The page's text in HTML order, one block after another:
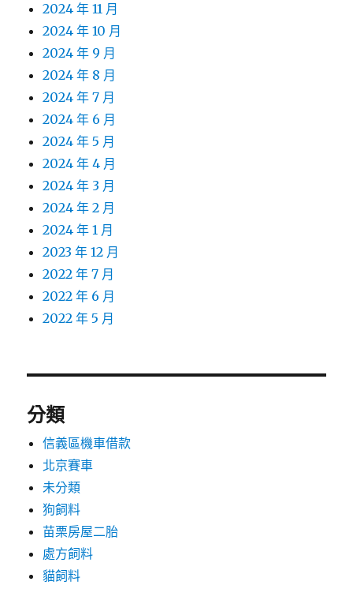
2024 年 11 月
2024 年 10 月
2024 年 9 月
2024 年 8 月
2024 年 7 月
2024 年 6 月
2024 年 5 月
2024 年 4 月
2024 年 3 月
2024 年 2 月
2024 年 1 月
2023 年 12 月
2022 年 7 月
2022 年 6 月
2022 年 5 月
分類
信義區機車借款
北京賽車
未分類
狗飼料
苗栗房屋二胎
處方飼料
貓飼料